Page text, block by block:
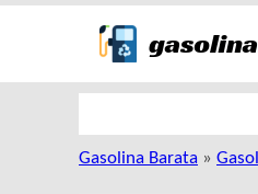
Gasolina Barata »